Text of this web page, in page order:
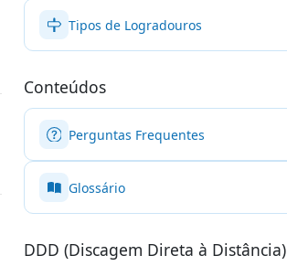
Tipos de Logradouros
Conteúdos
Perguntas Frequentes
Glossário
DDD (Discagem Direta à Distância)